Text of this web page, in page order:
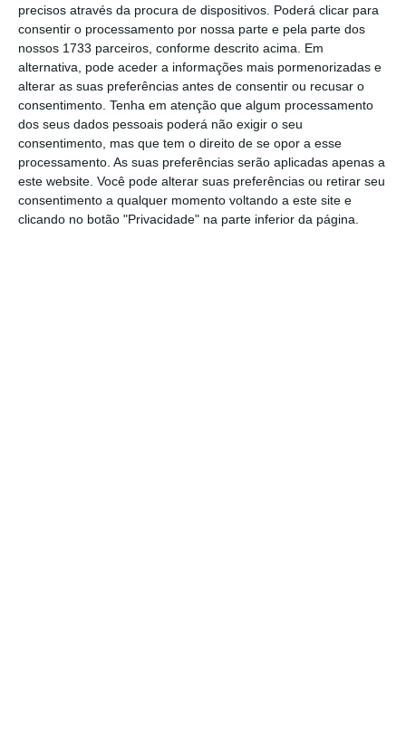
precisos através da procura de dispositivos. Poderá clicar para
consentir o processamento por nossa parte e pela parte dos
nossos 1733 parceiros, conforme descrito acima. Em
alternativa, pode aceder a informações mais pormenorizadas e
alterar as suas preferências antes de consentir ou recusar o
consentimento. Tenha em atenção que algum processamento
dos seus dados pessoais poderá não exigir o seu
consentimento, mas que tem o direito de se opor a esse
processamento. As suas preferências serão aplicadas apenas a
este website. Você pode alterar suas preferências ou retirar seu
consentimento a qualquer momento voltando a este site e
clicando no botão "Privacidade" na parte inferior da página.
tinham até à última sexta-feira para
manifestarem o seu interesse nas rescisões,
tendo sido criado um prazo excecional até
esta quarta-feira para alguns
departamentos.É possível que nem todas as
pessoas que se mostraram interessadas
sejam efetivamente abrangidas pelo processo.
Com o novo corte de 350 trabalhadores, o